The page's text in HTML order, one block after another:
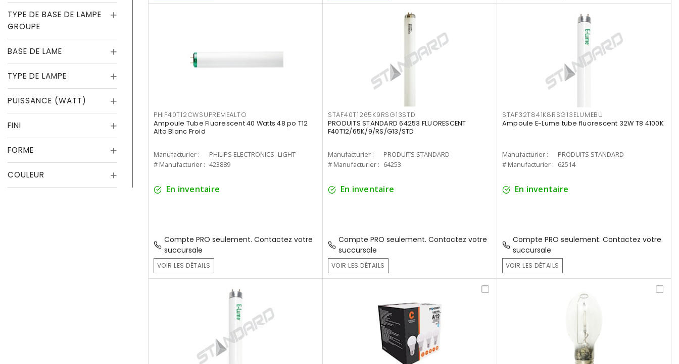
TYPE DE BASE DE LAMPE
GROUPE
BASE DE LAME
TYPE DE LAMPE
PUISSANCE (WATT)
FINI
FORME
COULEUR
PHIF40T12CWSUPREMEALTO
Ampoule Tube Fluorescent 40 Watts 48 po T12
Alto Blanc Froid
Manufacturier :
PHILIPS ELECTRONICS -LIGHT
# Manufacturier : 423889
En inventaire
Compte PRO seulement. Contactez votre
succursale
VOIR LES DÉTAILS
STAF40T1265K9RSG13STD
PRODUITS STANDARD 64253 FLUORESCENT
F40T12/65K/9/RS/G13/STD
Manufacturier :
PRODUITS STANDARD
# Manufacturier : 64253
En inventaire
Compte PRO seulement. Contactez votre
succursale
VOIR LES DÉTAILS
STAF32T841K8RSG13ELUMEBU
Ampoule E-Lume tube fluorescent 32W T8 4100K
Manufacturier :
PRODUITS STANDARD
# Manufacturier : 62514
En inventaire
Compte PRO seulement. Contactez votre
succursale
VOIR LES DÉTAILS